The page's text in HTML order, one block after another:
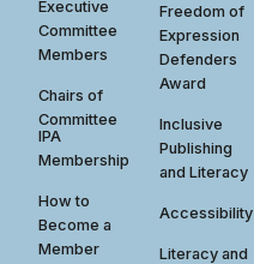
Executive
Committee
Members
Chairs of
Committee
IPA
Membership
How to
Become a
Member
Freedom of
Expression
Defenders
Award
Inclusive
Publishing
and Literacy
Accessibility
Literacy and